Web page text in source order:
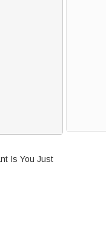
Is You Just